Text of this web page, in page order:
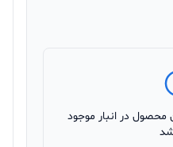
محصول در انبار موجود